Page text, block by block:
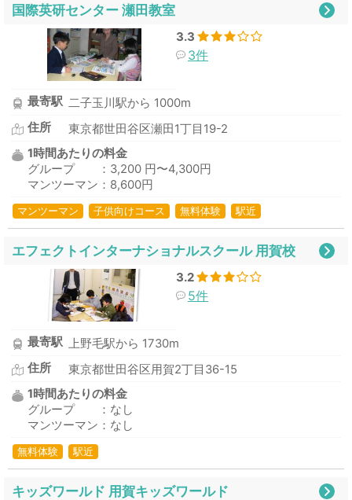
国際英研センター 瀬田教室
3.3
3件
最寄駅 二子玉川駅から 1000m
住所
東京都世田谷区瀬田1丁目19-2
1時間あたりの料金
グループ ：3,200 円〜4,300円
マンツーマン：8,600円
マンツーマン 子供向けコース 無料体験 駅近
エフェクトインターナショナルスクール 用賀校
3.2
5件
最寄駅 上野毛駅から 1730m
住所
東京都世田谷区用賀2丁目36-15
1時間あたりの料金
グループ ：なし
マンツーマン：なし
無料体験 駅近
キッズワールド 用賀キッズワールド